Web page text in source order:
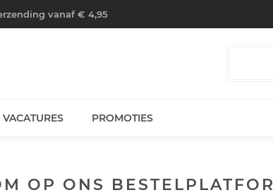
vanaf € 4,95
VACATURES PROMOTIES
OP ONS